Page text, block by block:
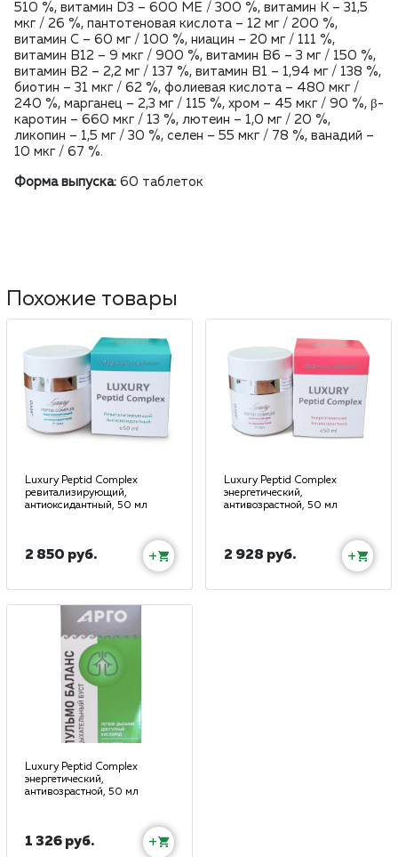
510 %, витамин D3 – 600 МЕ / 300 %, витамин К – 31,5
мкг / 26 %, пантотеновая кислота – 12 мг / 200 %,
витамин С – 60 мг / 100 %, ниацин – 20 мг / 111 %,
витамин B12 – 9 мкг / 900 %, витамин B6 – 3 мг / 150 %,
витамин B2 – 2,2 мг / 137 %, витамин B1 – 1,94 мг / 138 %,
биотин – 31 мкг / 62 %, фолиевая кислота – 480 мкг /
240 %, марганец – 2,3 мг / 115 %, хром – 45 мкг / 90 %, β-
каротин – 660 мкг / 13 %, лютеин – 1,0 мг / 20 %,
ликопин – 1,5 мг / 30 %, селен – 55 мкг / 78 %, ванадий –
10 мкг / 67 %.
Форма выпуска: 60 таблеток
Похожие товары
Luxury Peptid Complex
ревитализирующий,
антиоксидантный, 50 мл
2 850 руб. +
Luxury Peptid Complex
энергетический,
антивозрастной, 50 мл
2 928 руб. +
Luxury Peptid Complex
энергетический,
антивозрастной, 50 мл
1 326 руб. +